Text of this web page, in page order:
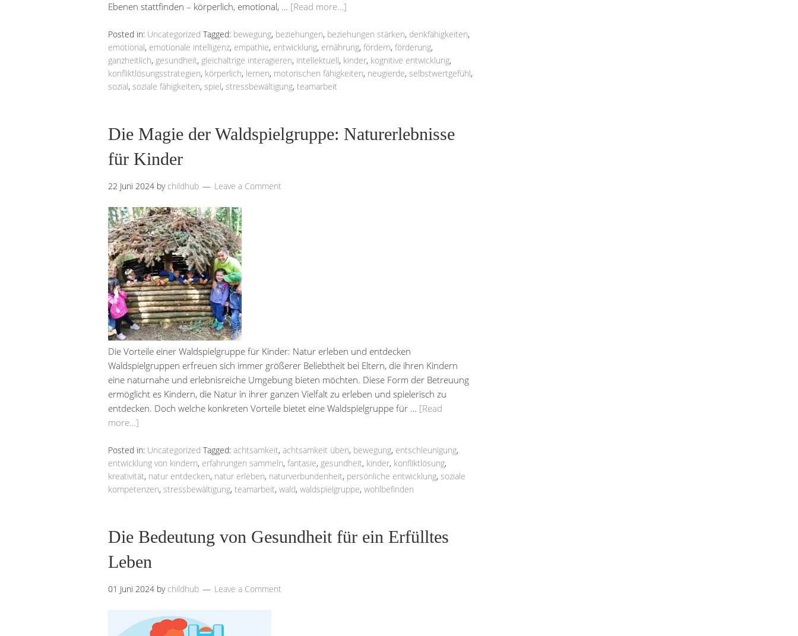
Ebenen stattfinden – körperlich, emotional, … [Read more…]
Posted in: Uncategorized Tagged: bewegung, beziehungen, beziehungen stärken, denkfähigkeiten,
emotional, emotionale intelligenz, empathie, entwicklung, ernährung, fördern, förderung,
ganzheitlich, gesundheit, gleichaltrige interagieren, intellektuell, kinder, kognitive entwicklung,
konfliktlösungsstrategien, körperlich, lernen, motorischen fähigkeiten, neugierde, selbstwertgefühl,
sozial, soziale fähigkeiten, spiel, stressbewältigung, teamarbeit
Die Magie der Waldspielgruppe: Naturerlebnisse
für Kinder
22 Juni 2024 by childhub Leave a Comment
Die Vorteile einer Waldspielgruppe für Kinder: Natur erleben und entdecken
Waldspielgruppen erfreuen sich immer größerer Beliebtheit bei Eltern, die ihren Kindern
eine naturnahe und erlebnisreiche Umgebung bieten möchten. Diese Form der Betreuung
ermöglicht es Kindern, die Natur in ihrer ganzen Vielfalt zu erleben und spielerisch zu
entdecken. Doch welche konkreten Vorteile bietet eine Waldspielgruppe für … [Read
more…]
Posted in: Uncategorized Tagged: achtsamkeit, achtsamkeit üben, bewegung, entschleunigung,
entwicklung von kindern, erfahrungen sammeln, fantasie, gesundheit, kinder, konfliktlösung,
kreativität, natur entdecken, natur erleben, naturverbundenheit, persönliche entwicklung, soziale
kompetenzen, stressbewältigung, teamarbeit, wald, waldspielgruppe, wohlbefinden
Die Bedeutung von Gesundheit für ein Erfülltes
Leben
01 Juni 2024 by childhub Leave a Comment